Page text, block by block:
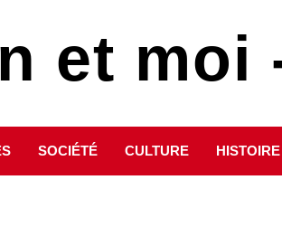
et moi
SOCIÉTÉ CULTURE HISTOIRE